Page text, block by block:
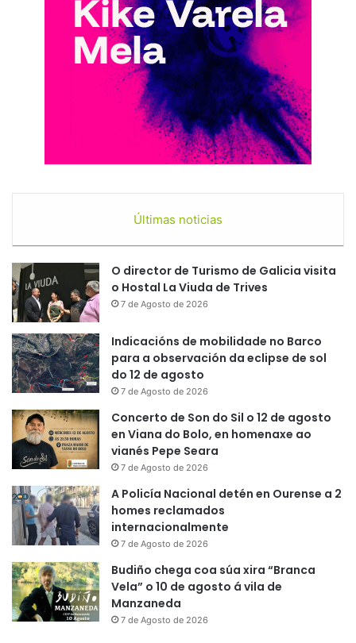
Últimas noticias
O director de Turismo de Galicia visita
o Hostal La Viuda de Trives
7 de Agosto de 2026
Indicacións de mobilidade no Barco
para a observación da eclipse de sol
do 12 de agosto
7 de Agosto de 2026
Concerto de Son do Sil o 12 de agosto
en Viana do Bolo, en homenaxe ao
vianés Pepe Seara
7 de Agosto de 2026
A Policía Nacional detén en Ourense a 2
homes reclamados
internacionalmente
7 de Agosto de 2026
Budiño chega coa súa xira “Branca
Vela” o 10 de agosto á vila de
Manzaneda
7 de Agosto de 2026